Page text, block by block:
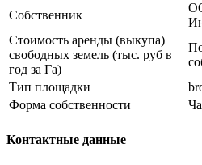
Собственник
Стоимость аренды (выкупа)
свободных земель (тыс. руб в
год за Га)
Тип площадки
Форма собственности
Контактные данные